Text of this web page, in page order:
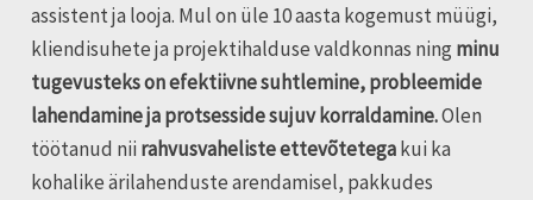
assistent ja looja. Mul on üle 10 aasta kogemust müügi,
kliendisuhete ja projektihalduse valdkonnas ning minu
tugevusteks on efektiivne suhtlemine, probleemide
lahendamine ja protsesside sujuv korraldamine.Olen
töötanud nii rahvusvaheliste ettevõtetegakui ka
kohalike ärilahenduste arendamisel, pakkudes